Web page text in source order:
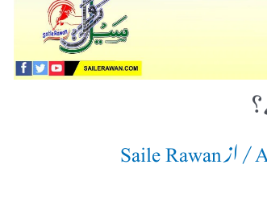
/ ازSaile Rawan